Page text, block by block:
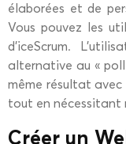
élaborées et de
Vous pouvez les
d’iceScrum.
alternative au «
même résultat avec
tout en nécessitant
Créer un